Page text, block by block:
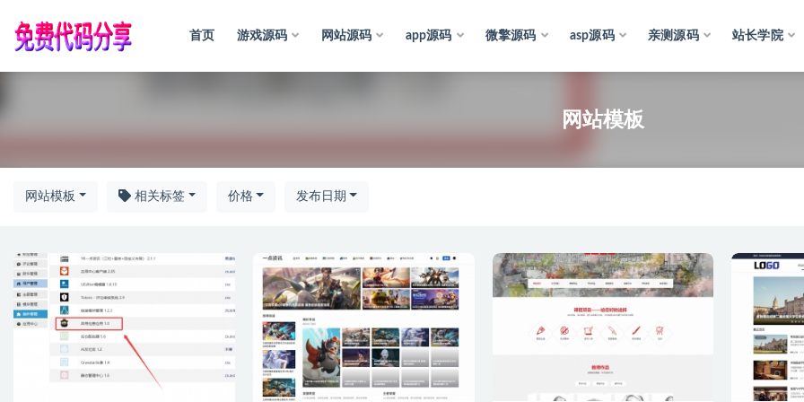
首页 游戏源码 网站源码 app源码 微擎源码 asp源码 亲测源码 站长学院
网站模板
网站模板 相关标签 价格 发布日期